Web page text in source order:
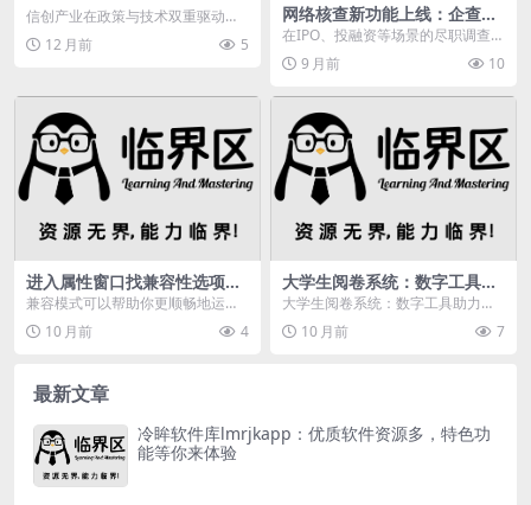
信创产业在政策与技术双重驱动
下，正经历从“能用”到“好用”的关键
跃迁。本文深入探...
12 月前 5
网络核查新功能上线：企查查
助力律所、投行，提升效率与
准确性
在IPO、投融资等场景的尽职调查过
程中，工作人员需要对源网数据进
行页面截图或者文...
9 月前 10
进入属性窗口找兼容性选项
卡，勾选模拟版本并保存设置
兼容模式可以帮助你更顺畅地运行
那些在新系统上可能出现问题的程
序。你在Window...
10 月前 4
大学生阅卷系统：数字工具如
何助力教学效率创新？
大学生阅卷系统：数字工具助力教
学效率创新
10 月前 7
最新文章
冷眸软件库lmrjkapp：优质软件资源多，特色功
能等你来体验